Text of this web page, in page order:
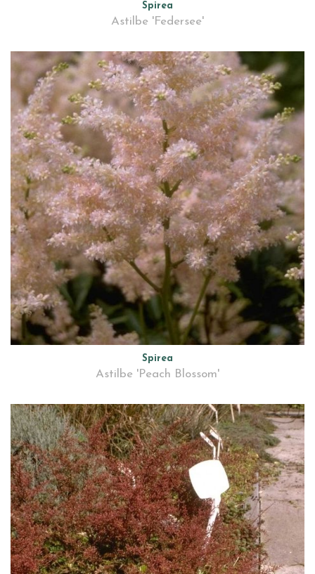
Spirea
Astilbe 'Federsee'
Spirea
Astilbe 'Peach Blossom'